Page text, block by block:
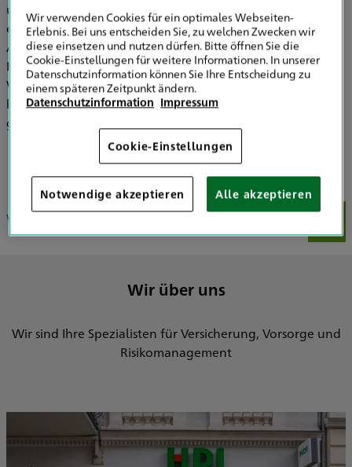
und maßgeschneiderte Versicherungslösungen zu
erarbeiten. Geht es um Ihre individuelle Vorsorge und
Absicherung, sind wir persönliche Ansprechpartner für
Firmen, Ärzte, Rechtsanwälte, Steuerberater und
Wirtschaftsprüfer sowie Ingenieure. Selbstverständlich
können wir auch den privaten Lebensbereich mit einem
ganzheitlichen und klar strukturierten Konzept absichern.
Wir über uns
Wir über uns
Wir sind Ihre Spezialisten für Versicherung, Vorsorge und
Risikomanagement
Wir verwenden Cookies für ein optimales Webseiten-
Erlebnis. Bei uns entscheiden Sie, zu welchen Zwecken wir
diese einsetzen und nutzen dürfen. Bitte öffnen Sie die
Cookie-Einstellungen für weitere Informationen. In unserer
Datenschutzinformation können Sie Ihre Entscheidung zu
einem späteren Zeitpunkt ändern.
Datenschutzinformation Impressum
Cookie-Einstellungen
Notwendige akzeptieren Alle akzeptieren